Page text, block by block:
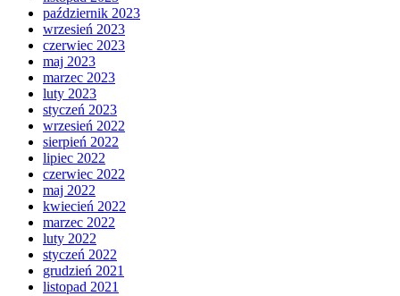
październik 2023
wrzesień 2023
czerwiec 2023
maj 2023
marzec 2023
luty 2023
styczeń 2023
wrzesień 2022
sierpień 2022
lipiec 2022
czerwiec 2022
maj 2022
kwiecień 2022
marzec 2022
luty 2022
styczeń 2022
grudzień 2021
listopad 2021